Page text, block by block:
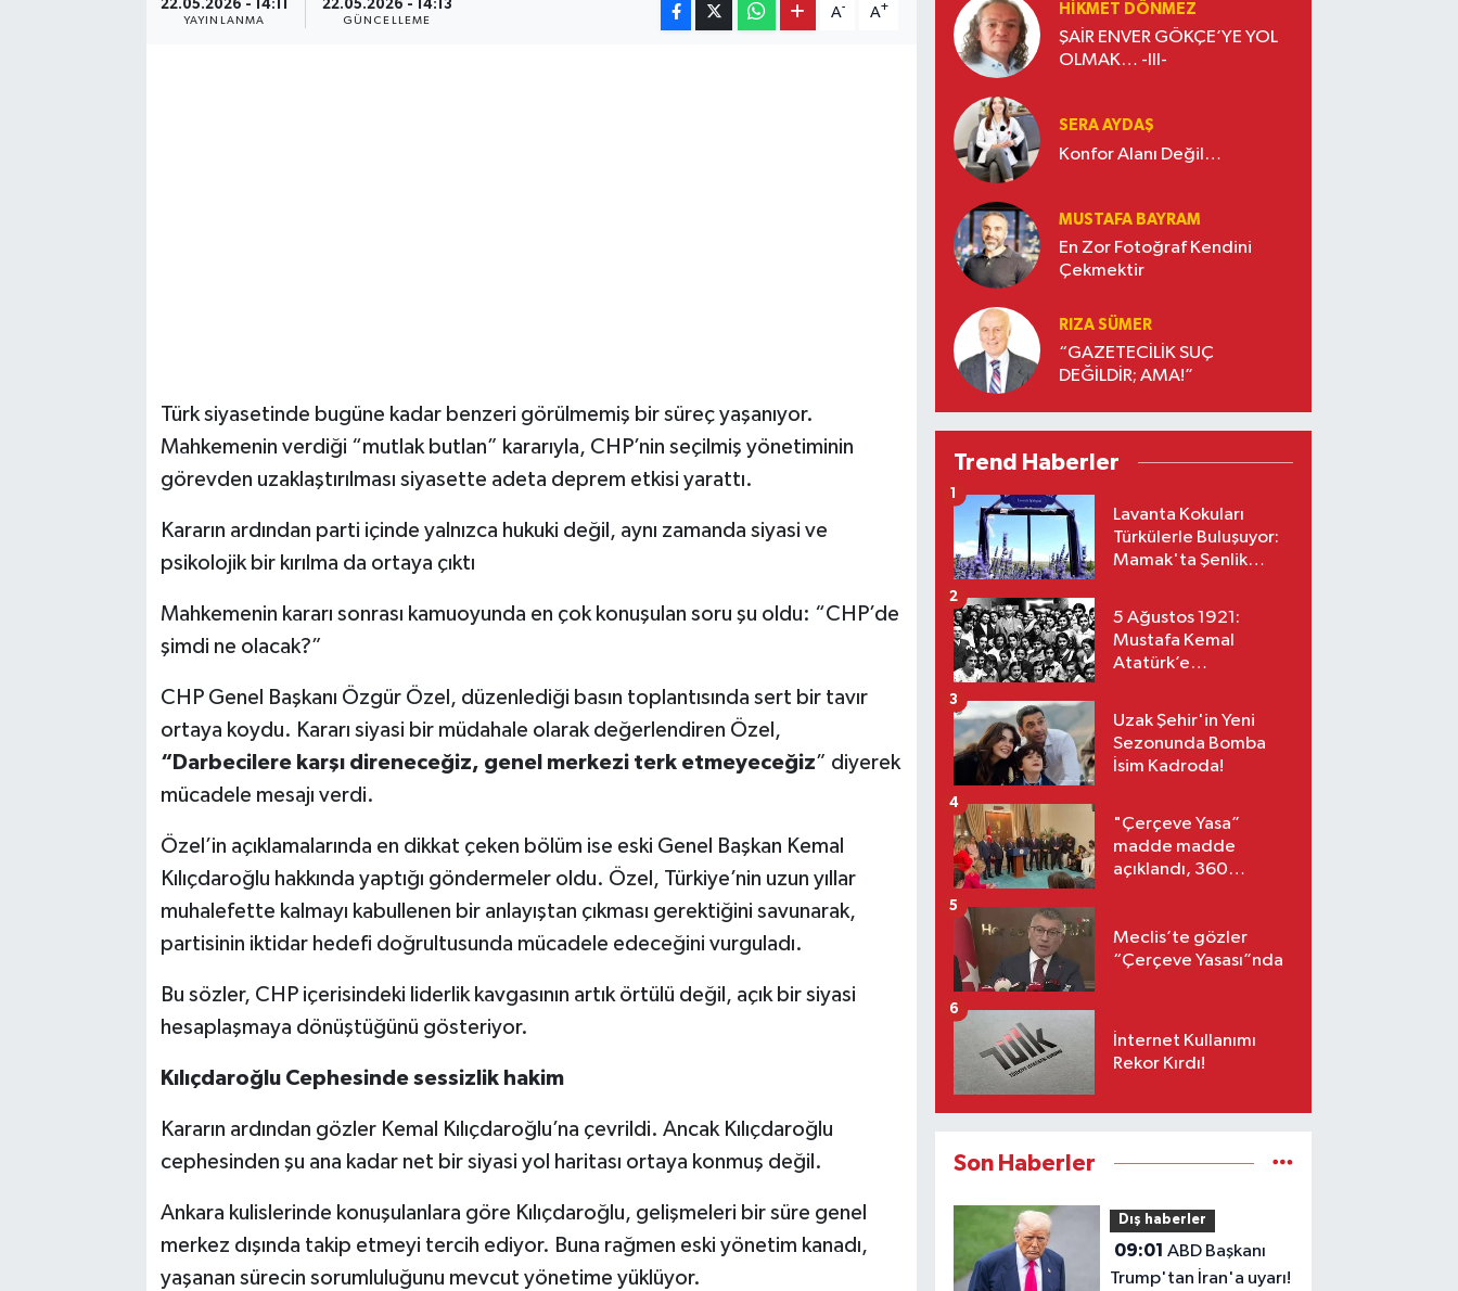
22.05.2026 - 14:11
YAYINLANMA
22.05.2026 - 14:13
GÜNCELLEME
A- A+
Türk siyasetinde bugüne kadar benzeri görülmemiş bir süreç yaşanıyor.
Mahkemenin verdiği “mutlak butlan” kararıyla, CHP’nin seçilmiş yönetiminin
görevden uzaklaştırılması siyasette adeta deprem etkisi yarattı.
Kararın ardından parti içinde yalnızca hukuki değil, aynı zamanda siyasi ve
psikolojik bir kırılma da ortaya çıktı
Mahkemenin kararı sonrası kamuoyunda en çok konuşulan soru şu oldu: “CHP’de
şimdi ne olacak?”
CHP Genel Başkanı Özgür Özel, düzenlediği basın toplantısında sert bir tavır
ortaya koydu. Kararı siyasi bir müdahale olarak değerlendiren Özel,
“Darbecilere karşı direneceğiz, genel merkezi terk etmeyeceğiz” diyerek
mücadele mesajı verdi.
Özel’in açıklamalarında en dikkat çeken bölüm ise eski Genel Başkan Kemal
Kılıçdaroğlu hakkında yaptığı göndermeler oldu. Özel, Türkiye’nin uzun yıllar
muhalefette kalmayı kabullenen bir anlayıştan çıkması gerektiğini savunarak,
partisinin iktidar hedefi doğrultusunda mücadele edeceğini vurguladı.
Bu sözler, CHP içerisindeki liderlik kavgasının artık örtülü değil, açık bir siyasi
hesaplaşmaya dönüştüğünü gösteriyor.
Kılıçdaroğlu Cephesinde sessizlik hakim
Kararın ardından gözler Kemal Kılıçdaroğlu’na çevrildi. Ancak Kılıçdaroğlu
cephesinden şu ana kadar net bir siyasi yol haritası ortaya konmuş değil.
Ankara kulislerinde konuşulanlara göre Kılıçdaroğlu, gelişmeleri bir süre genel
merkez dışında takip etmeyi tercih ediyor. Buna rağmen eski yönetim kanadı,
yaşanan sürecin sorumluluğunu mevcut yönetime yüklüyor.
HIKMET DÖNMEZ
ŞAİR ENVER GÖKÇE’YE YOL
OLMAK… -III-
SERA AYDAŞ
Konfor Alanı Değil…
MUSTAFA BAYRAM
En Zor Fotoğraf Kendini
Çekmektir
RIZA SÜMER
“GAZETECİLİK SUÇ
DEĞİLDİR; AMA!”
Trend Haberler
Lavanta Kokuları
Türkülerle Buluşuyor:
Mamak'ta Şenlik
1
5 Ağustos 1921:
Mustafa Kemal
Atatürk’e
2
Uzak Şehir'in Yeni
Sezonunda Bomba
İsim Kadroda!
3
"Çerçeve Yasa”
madde madde
açıklandı, 360
4
Meclis’te gözler
“Çerçeve Yasası”nda
5
İnternet Kullanımı
Rekor Kırdı!
6
Son Haberler
Dış haberler
09:01 ABD Başkanı
Trump'tan İran'a uyarı!
Kültür & Sanat
Sonsöz Özel